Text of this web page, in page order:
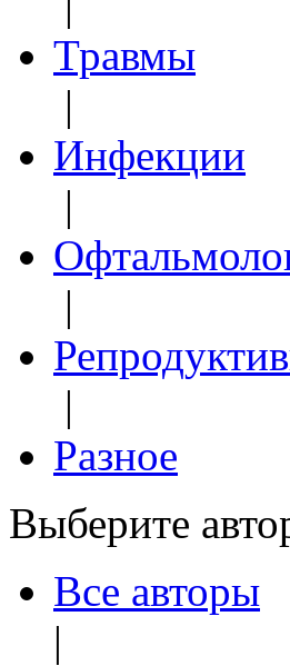
Травмы
|
Инфекции
|
|
|
Разное
Выберите
Все авторы
|